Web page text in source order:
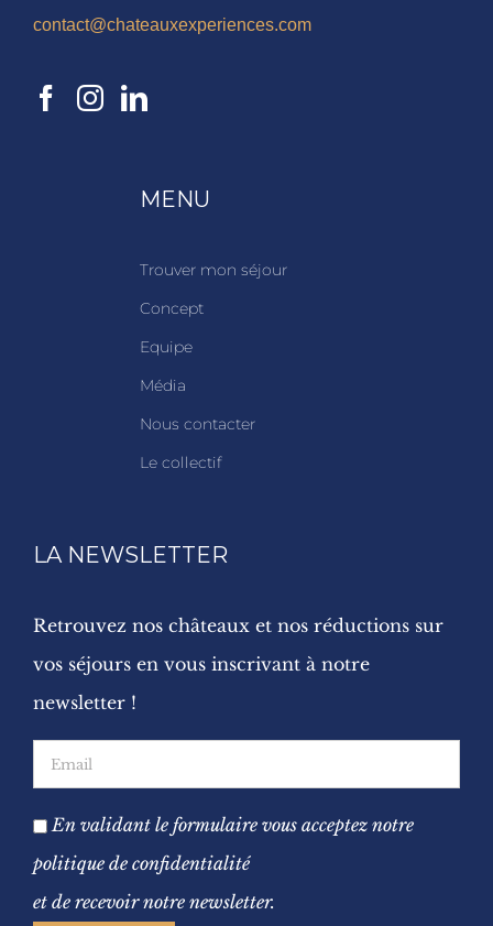
contact@chateauxexperiences.com
MENU
Trouver mon séjour
Concept
Equipe
Média
Nous contacter
Le collectif
LA NEWSLETTER
Retrouvez nos châteaux et nos réductions sur
vos séjours en vous inscrivant à notre
newsletter !
En validant le formulaire vous acceptez notre
politique de confidentialité
et de recevoir notre newsletter.